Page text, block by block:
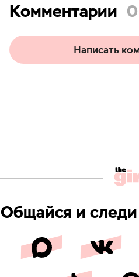
Комментарии 0
Написать
Общайся и